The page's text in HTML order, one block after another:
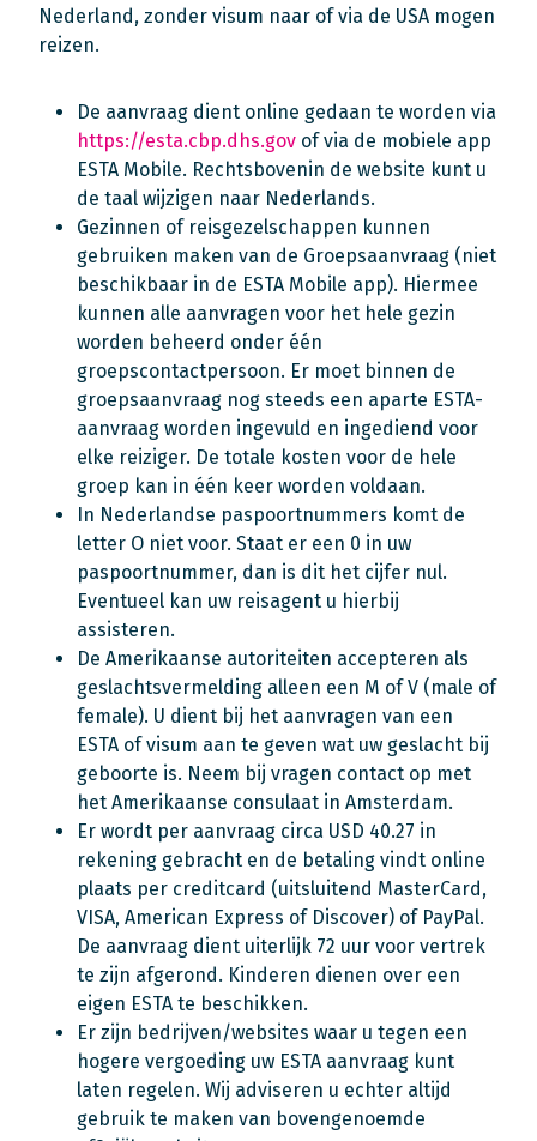
Nederland, zonder visum naar of via de USA mogen
reizen.
De aanvraag dient online gedaan te worden via
https://esta.cbp.dhs.gov of via de mobiele app
ESTA Mobile. Rechtsbovenin de website kunt u
de taal wijzigen naar Nederlands.
Gezinnen of reisgezelschappen kunnen
gebruiken maken van de Groepsaanvraag (niet
beschikbaar in de ESTA Mobile app). Hiermee
kunnen alle aanvragen voor het hele gezin
worden beheerd onder één
groepscontactpersoon. Er moet binnen de
groepsaanvraag nog steeds een aparte ESTA-
aanvraag worden ingevuld en ingediend voor
elke reiziger. De totale kosten voor de hele
groep kan in één keer worden voldaan.
In Nederlandse paspoortnummers komt de
letter O niet voor. Staat er een 0 in uw
paspoortnummer, dan is dit het cijfer nul.
Eventueel kan uw reisagent u hierbij
assisteren.
De Amerikaanse autoriteiten accepteren als
geslachtsvermelding alleen een M of V (male of
female). U dient bij het aanvragen van een
ESTA of visum aan te geven wat uw geslacht bij
geboorte is. Neem bij vragen contact op met
het Amerikaanse consulaat in Amsterdam.
Er wordt per aanvraag circa USD 40.27 in
rekening gebracht en de betaling vindt online
plaats per creditcard (uitsluitend MasterCard,
VISA, American Express of Discover) of PayPal.
De aanvraag dient uiterlijk 72 uur voor vertrek
te zijn afgerond. Kinderen dienen over een
eigen ESTA te beschikken.
Er zijn bedrijven/websites waar u tegen een
hogere vergoeding uw ESTA aanvraag kunt
laten regelen. Wij adviseren u echter altijd
gebruik te maken van bovengenoemde